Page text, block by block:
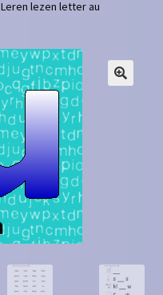
Leren lezen letter au